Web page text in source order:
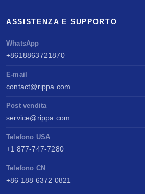
ASSISTENZA E SUPPORTO
WhatsApp
+8618863721870
E-mail
contact@rippa.com
Post vendita
service@rippa.com
Telefono USA
+1 877-747-7280
Telefono CN
+86 188 6372 0821